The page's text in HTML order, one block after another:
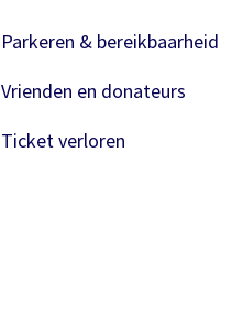
Parkeren & bereikbaarheid
Vrienden en donateurs
Ticket verloren